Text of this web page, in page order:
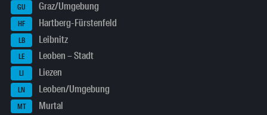
GU Graz/Umgebung
HF Hartberg-Fürstenfeld
LB Leibnitz
LE Leoben – Stadt
LI Liezen
LN Leoben/Umgebung
MT Murtal